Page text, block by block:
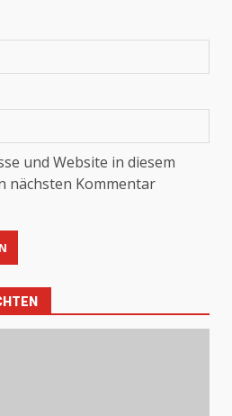
und Website in diesem
nächsten Kommentar